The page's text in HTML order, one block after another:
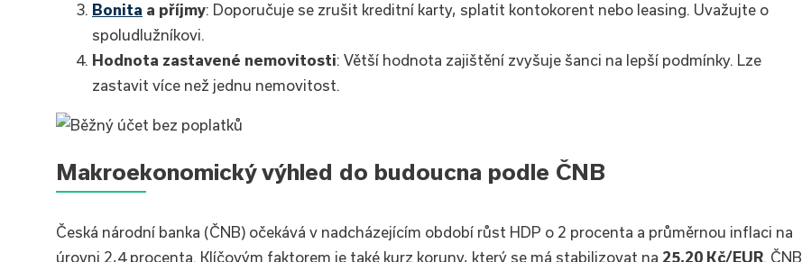
Bonita a příjmy: Doporučuje se zrušit kreditní karty, splatit kontokorent nebo leasing. Uvažujte o
spoludlužníkovi.
Hodnota zastavené nemovitosti: Větší hodnota zajištění zvyšuje šanci na lepší podmínky. Lze
zastavit více než jednu nemovitost.
Makroekonomický výhled do budoucna podle ČNB
Česká národní banka (ČNB) očekává v nadcházejícím období růst HDP o 2 procenta a průměrnou inflaci na
úrovni 2,4 procenta. Klíčovým faktorem je také kurz koruny, který se má stabilizovat na 25,20 Kč/EUR. ČNB